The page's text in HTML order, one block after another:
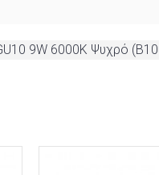
9W 6000K Ψυχρό